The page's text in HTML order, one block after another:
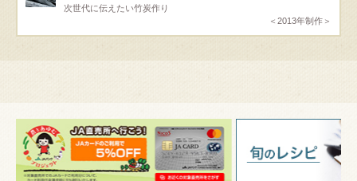
次世代に伝えたい竹炭作り
＜2013年制作＞